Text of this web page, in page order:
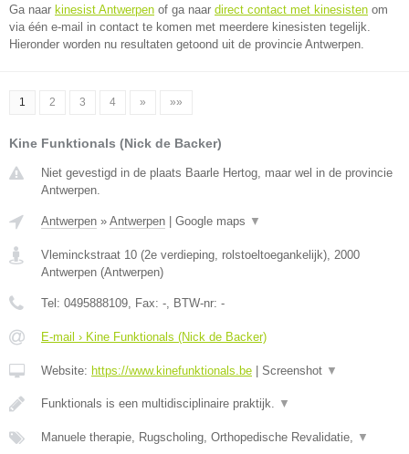
Ga naar kinesist Antwerpen of ga naar direct contact met kinesisten om
via één e-mail in contact te komen met meerdere kinesisten tegelijk.
Hieronder worden nu resultaten getoond uit de provincie Antwerpen.
1 2 3 4 » »»
Kine Funktionals (Nick de Backer)
Niet gevestigd in de plaats Baarle Hertog, maar wel in de provincie
Antwerpen.
Antwerpen » Antwerpen Google maps ▼
Vleminckstraat 10 (2e verdieping, rolstoeltoegankelijk), 2000
Antwerpen (Antwerpen)
Tel: 0495888109, Fax: -, BTW-nr: -
E-mail › Kine Funktionals (Nick de Backer)
Website: https://www.kinefunktionals.be Screenshot ▼
Funktionals is een multidisciplinaire praktijk. ▼
Manuele therapie, Rugscholing, Orthopedische Revalidatie, ▼